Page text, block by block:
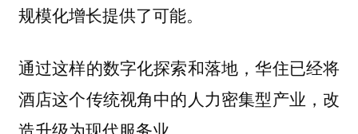
规模化增长提供了可能。
通过这样的数字化探索和落地，华住已经将
酒店这个传统视角中的人力密集型产业，改